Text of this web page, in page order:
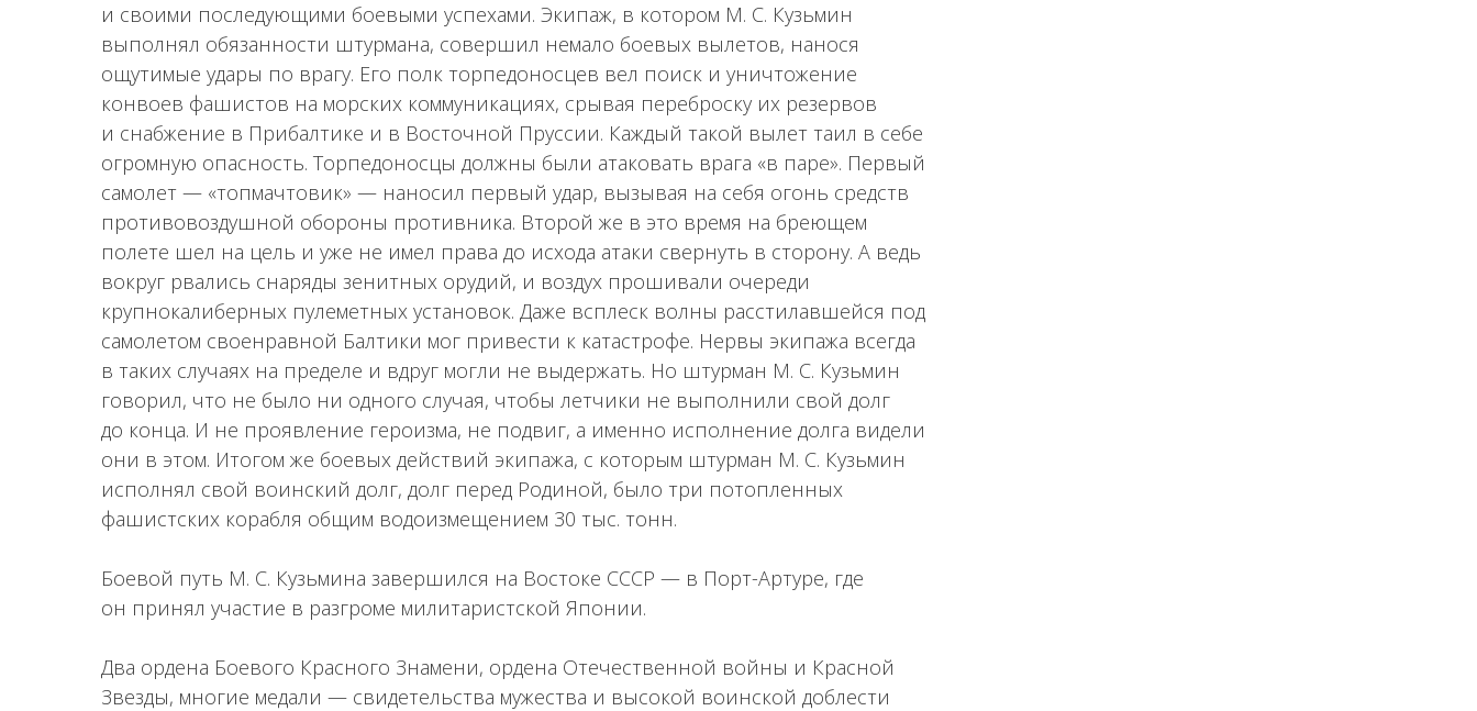
и своими последующими боевыми успехами. Экипаж, в котором М. С. Кузьмин
выполнял обязанности штурмана, совершил немало боевых вылетов, нанося
ощутимые удары по врагу. Его полк торпедоносцев вел поиск и уничтожение
конвоев фашистов на морских коммуникациях, срывая переброску их резервов
и снабжение в Прибалтике и в Восточной Пруссии. Каждый такой вылет таил в себе
огромную опасность. Торпедоносцы должны были атаковать врага «в паре». Первый
самолет — «топмачтовик» — наносил первый удар, вызывая на себя огонь средств
противовоздушной обороны противника. Второй же в это время на бреющем
полете шел на цель и уже не имел права до исхода атаки свернуть в сторону. А ведь
вокруг рвались снаряды зенитных орудий, и воздух прошивали очереди
крупнокалиберных пулеметных установок. Даже всплеск волны расстилавшейся под
самолетом своенравной Балтики мог привести к катастрофе. Нервы экипажа всегда
в таких случаях на пределе и вдруг могли не выдержать. Но штурман М. С. Кузьмин
говорил, что не было ни одного случая, чтобы летчики не выполнили свой долг
до конца. И не проявление героизма, не подвиг, а именно исполнение долга видели
они в этом. Итогом же боевых действий экипажа, с которым штурман М. С. Кузьмин
исполнял свой воинский долг, долг перед Родиной, было три потопленных
фашистских корабля общим водоизмещением 30 тыс. тонн.
Боевой путь М. С. Кузьмина завершился на Востоке СССР — в Порт-Артуре, где
он принял участие в разгроме милитаристской Японии.
Два ордена Боевого Красного Знамени, ордена Отечественной войны и Красной
Звезды, многие медали — свидетельства мужества и высокой воинской доблести